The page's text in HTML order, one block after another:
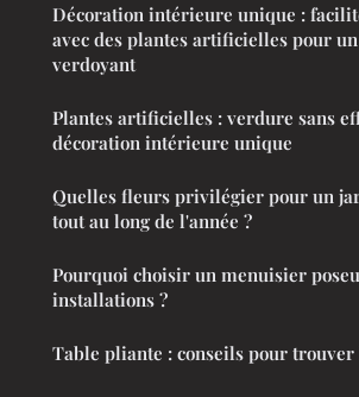
Décoration intérieure unique :
avec des plantes artificielles pour
verdoyant
Plantes artificielles : verdure sans
décoration intérieure unique
Quelles fleurs privilégier pour un
tout au long de l'année ?
Pourquoi choisir un menuisier
installations ?
Table pliante : conseils pour trouver